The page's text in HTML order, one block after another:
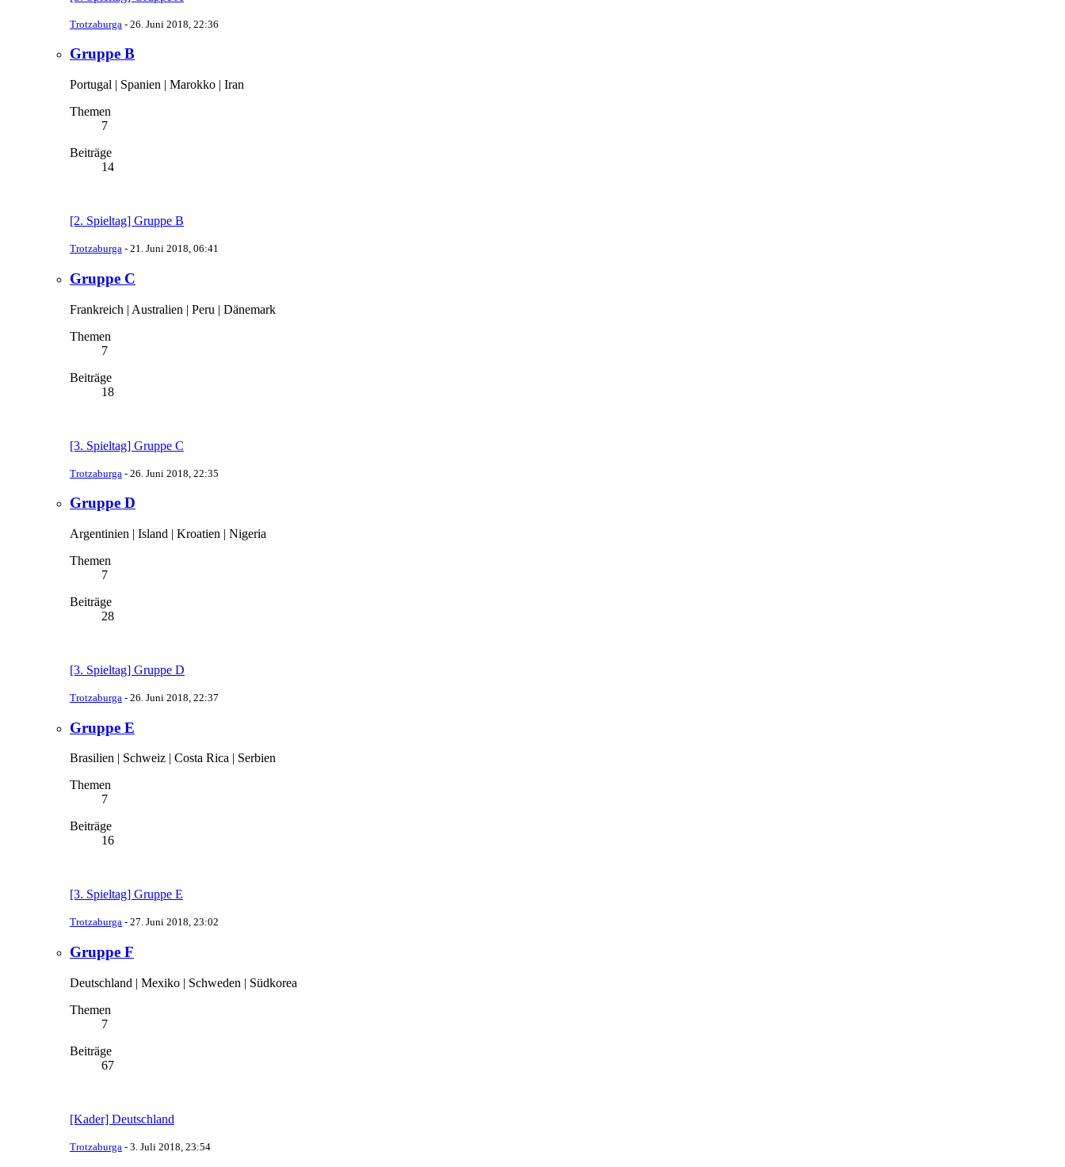
Trotzaburga - 26. Juni 2018, 22:36
Gruppe B
Portugal | Spanien | Marokko | Iran
Themen
7
Beiträge
14
[2. Spieltag] Gruppe B
Trotzaburga - 21. Juni 2018, 06:41
Gruppe C
Frankreich | Australien | Peru | Dänemark
Themen
7
Beiträge
18
[3. Spieltag] Gruppe C
Trotzaburga - 26. Juni 2018, 22:35
Gruppe D
Argentinien | Island | Kroatien | Nigeria
Themen
7
Beiträge
28
[3. Spieltag] Gruppe D
Trotzaburga - 26. Juni 2018, 22:37
Gruppe E
Brasilien | Schweiz | Costa Rica | Serbien
Themen
7
Beiträge
16
[3. Spieltag] Gruppe E
Trotzaburga - 27. Juni 2018, 23:02
Gruppe F
Deutschland | Mexiko | Schweden | Südkorea
Themen
7
Beiträge
67
[Kader] Deutschland
Trotzaburga - 3. Juli 2018, 23:54